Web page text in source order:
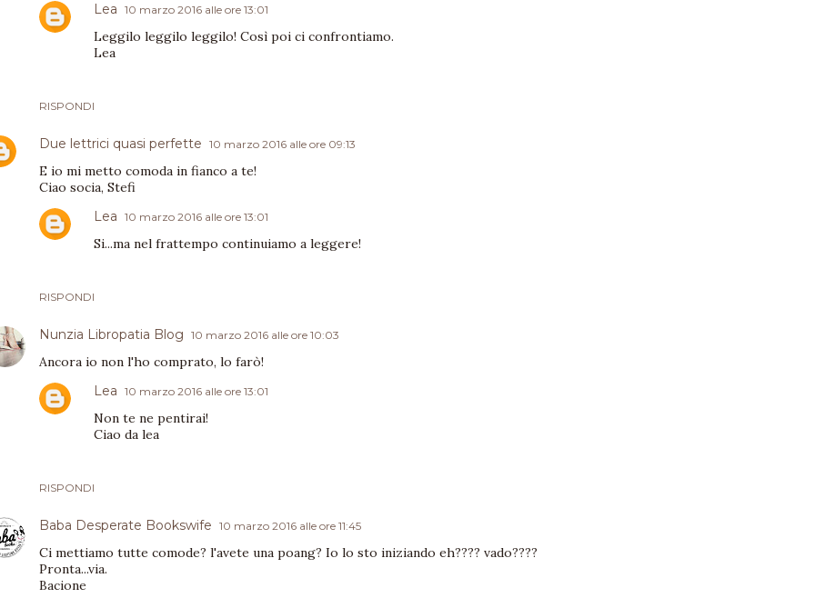
RISPONDI
Lea 10 marzo 2016 alle ore 13:01
Leggilo leggilo leggilo! Così poi ci confrontiamo.
Lea
Due lettrici quasi perfette 10 marzo 2016 alle ore 09:13
E io mi metto comoda in fianco a te!
Ciao socia, Stefi
RISPONDI
Lea 10 marzo 2016 alle ore 13:01
Si...ma nel frattempo continuiamo a leggere!
Nunzia Libropatia Blog 10 marzo 2016 alle ore 10:03
Ancora io non l'ho comprato, lo farò!
RISPONDI
Lea 10 marzo 2016 alle ore 13:01
Non te ne pentirai!
Ciao da lea
Baba Desperate Bookswife 10 marzo 2016 alle ore 11:45
Ci mettiamo tutte comode? l'avete una poang? Io lo sto iniziando eh???? vado????
Pronta...via.
Bacione